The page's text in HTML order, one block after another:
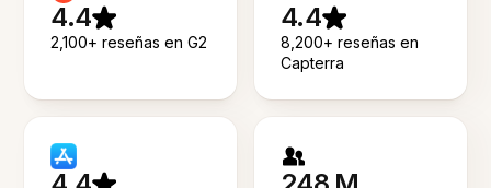
4.4
2,100+ reseñas en G2
4.4
8,200+ reseñas en
Capterra